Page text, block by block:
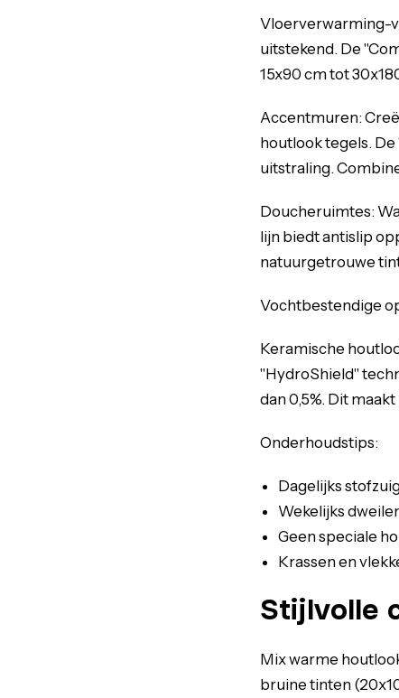
Vloerverwarming-
uitstekend. De
15x90 cm tot
Accentmuren:
houtlook tegels.
uitstraling.
Doucheruimtes:
lijn biedt antislip
natuurgetrouwe
Vochtbestendige
Keramische
"HydroShield"
dan 0,5%. Dit
Onderhoudstips:
Dagelijks
Wekelijks
Geen speciale
Krassen en
Stijlvolle
Mix warme
bruine tinten